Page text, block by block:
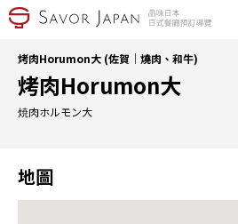
烤肉Horumon大 (佐賀｜燒肉、和牛)
烤肉Horumon大
焼肉ホルモン大
地圖